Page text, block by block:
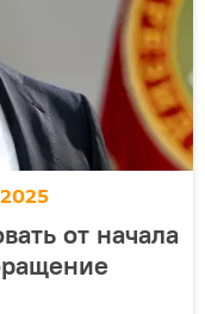
от начала